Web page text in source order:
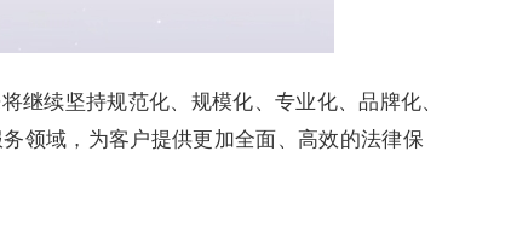
继续坚持规范化、规模化、专业化、品牌化、
领域，为客户提供更加全面、高效的法律保